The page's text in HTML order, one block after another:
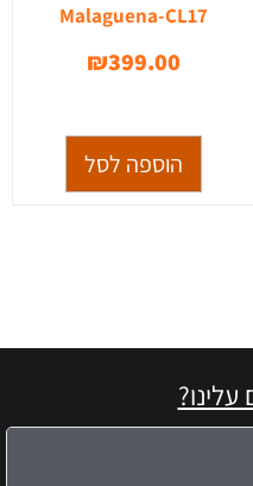
Malaguena-CL17
₪399.00
הוספה לסל